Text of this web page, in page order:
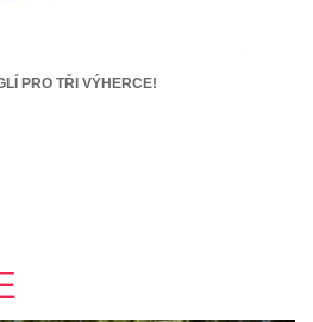
PRO TŘI VÝHERCE!